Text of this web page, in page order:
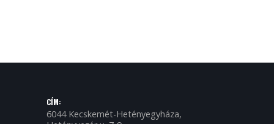
CÍM:
6044 Kecskemét-Hetényegyháza,